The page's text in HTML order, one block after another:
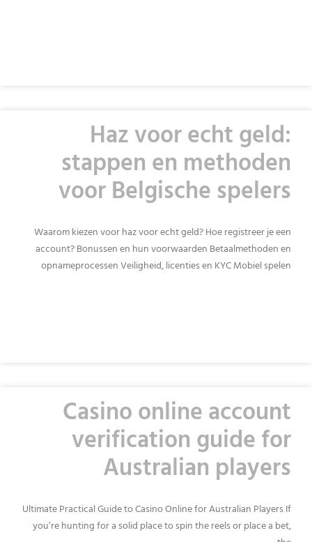
Haz voor echt geld:
stappen en methoden
voor Belgische spelers
Waarom kiezen voor haz voor echt geld? Hoe registreer je een
account? Bonussen en hun voorwaarden Betaalmethoden en
opnameprocessen Veiligheid, licenties en KYC Mobiel spelen
Casino online account
verification guide for
Australian players
Ultimate Practical Guide to Casino Online for Australian Players If
you’re hunting for a solid place to spin the reels or place a bet,